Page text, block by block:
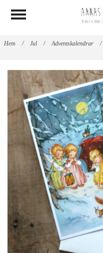
Hem / Jul / Adventskalendrar /